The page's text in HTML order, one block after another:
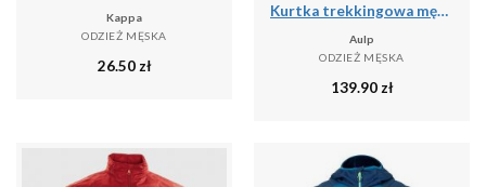
Kappa
ODZIEŻ MĘSKA
26.50 zł
Kurtka trekkingowa męska wodoodporna AULP DOLAN rozpinana z kapturem
Aulp
ODZIEŻ MĘSKA
139.90zł